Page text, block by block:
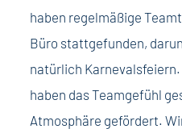
haben regelmäßige
Büro stattgefunden,
natürlich
haben das Teamgefühl
Atmosphäre gefördert.